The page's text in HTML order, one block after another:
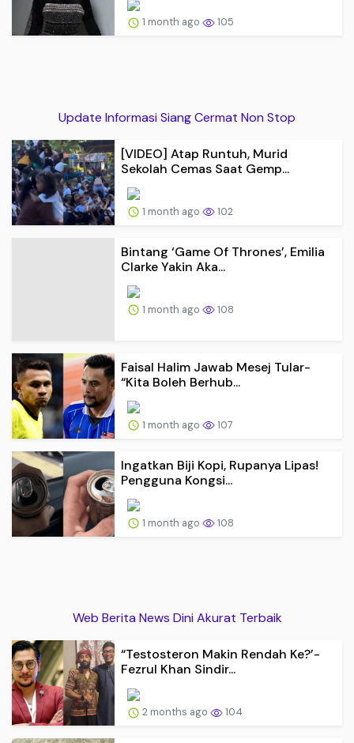
1 month ago 105
Update Informasi Siang Cermat Non Stop
[VIDEO] Atap Runtuh, Murid
Sekolah Cemas Saat Gemp...
1 month ago 102
Bintang ‘Game Of Thrones’, Emilia
Clarke Yakin Aka...
1 month ago 108
Faisal Halim Jawab Mesej Tular-
“Kita Boleh Berhub...
1 month ago 107
Ingatkan Biji Kopi, Rupanya Lipas!
Pengguna Kongsi...
1 month ago 108
Web Berita News Dini Akurat Terbaik
“Testosteron Makin Rendah Ke?’-
Fezrul Khan Sindir...
2 months ago 104